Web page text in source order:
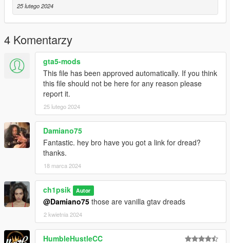
25 lutego 2024
4 Komentarzy
gta5-mods
This file has been approved automatically. If you think
this file should not be here for any reason please
report it.
25 lutego 2024
Damiano75
Fantastic. hey bro have you got a link for dread?
thanks.
18 marca 2024
ch1psik Autor
@Damiano75 those are vanilla gtav dreads
2 kwietnia 2024
HumbleHustleCC